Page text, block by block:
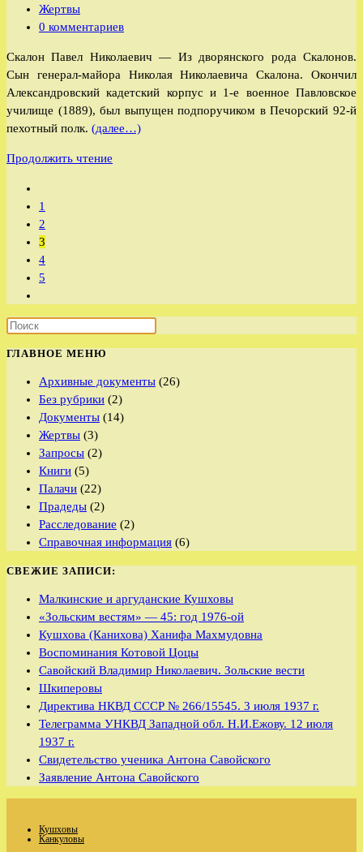
(КБАССР)?
опубликована:
Рубрика
записи:
Жертвы
Комментарии
записи:
0 комментариев
Скалон Павел Николаевич — Из дворянского рода Скалонов.
Сын генерал-майора Николая Николаевича Скалона. Окончил
Александровский кадетский корпус и 1-е военное Павловское
училище (1889), был выпущен подпоручиком в Печорский 92-й
пехотный полк. (далее…)
Продолжить чтение
на
предыдущую
страницу
1
2
3
4
5
следующую
страницу
ГЛАВНОЕ МЕНЮ
Архивные документы (26)
Без рубрики (2)
Документы (14)
Жертвы (3)
Запросы (2)
Книги (5)
Палачи (22)
Прадеды (2)
Расследование (2)
Справочная информация (6)
СВЕЖИЕ ЗАПИСИ:
Малкинские и аргуданские Кушховы
«Зольским вестям» — 45: год 1976-ой
Кушхова (Канихова) Ханифа Махмудовна
Воспоминания Котовой Цоцы
Савойский Владимир Николаевич. Зольские вести
Шкиперовы
Директива НКВД СССР № 266/15545. 3 июля 1937 г.
Телеграмма УНКВД Западной обл. Н.И.Ежову. 12 июля
1937 г.
Свидетельство ученика Антона Савойского
Заявление Антона Савойского
Кушховы
Канкуловы